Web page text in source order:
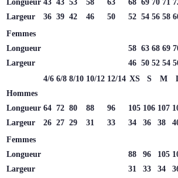
Longueur 43 43 53 58 63 68 69 70 71
Largeur
36 39 42 46 50 52 54 56 58
Femmes
Longueur
58 63 68 69
Largeur
46 50 52 54
4/6 6/8 8/10 10/12 12/14 XS S M
Hommes
Longueur 64 72 80 88 96 105 106 107
Largeur
26 27 29 31 33 34 36 38
Femmes
Longueur
88 96 105
Largeur
31 33 34